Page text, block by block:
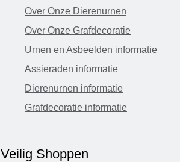
Over Onze Dierenurnen
Over Onze Grafdecoratie
Urnen en Asbeelden informatie
Assieraden informatie
Dierenurnen informatie
Grafdecoratie informatie
Veilig Shoppen